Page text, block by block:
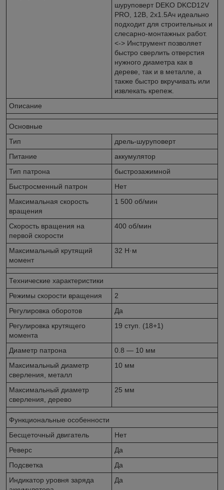
шуруповерт DEKO DKCD12V
PRO, 12В, 2x1.5Ач идеально
подходит для строительных и
слесарно-монтажных работ.
<-> Инструмент позволяет
быстро сверлить отверстия
нужного диаметра как в
дереве, так и в металле, а
также быстро вкручивать или
извлекать крепеж.
Описание
Основные
Тип
дрель-шуруповерт
Питание
аккумулятор
Тип патрона
быстрозажимной
Быстросменный патрон
Нет
Максимальная скорость
вращения
1 500 об/мин
Скорость вращения на
первой скорости
400 об/мин
Максимальный крутящий
момент
32 Н·м
Технические характеристики
Режимы скорости вращения
2
Регулировка оборотов
Да
Регулировка крутящего
момента
19 ступ. (18+1)
Диаметр патрона
0.8 — 10 мм
Максимальный диаметр
сверления, металл
10 мм
Максимальный диаметр
сверления, дерево
25 мм
Функциональные особенности
Бесщеточный двигатель
Нет
Реверс
Да
Подсветка
Да
Индикатор уровня заряда
Да